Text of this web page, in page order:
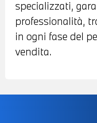
specializzati,
professionalità,
in ogni fase del
vendita.